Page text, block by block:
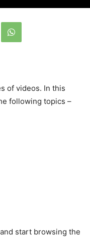
of videos. In this
following topics –
start browsing the